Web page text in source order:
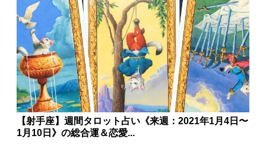
【射手座】週間タロット占い《来週：2021年1月4日〜
1月10日》の総合運＆恋愛...